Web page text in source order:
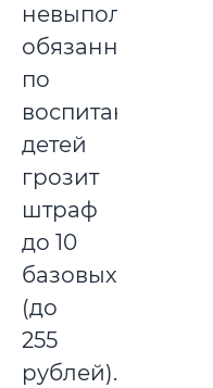
невыполнение
обязанностей
по
воспитанию
детей
грозит
штраф
до 10
базовых
(до
255
рублей).